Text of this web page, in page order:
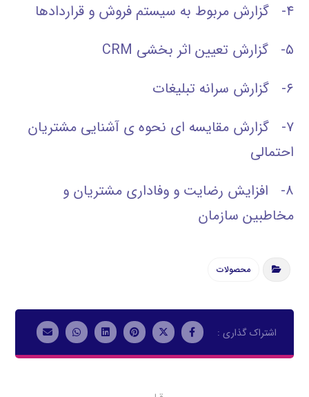
۴- گزارش مربوط به سیستم فروش و قراردادها
۵- گزارش تعیین اثر بخشی CRM
۶- گزارش سرانه تبلیغات
۷- گزارش مقایسه ای نحوه ی آشنایی مشتریان
احتمالی
۸- افزايش رضايت و وفاداري مشتريان و
مخاطبين سازمان
محصولات